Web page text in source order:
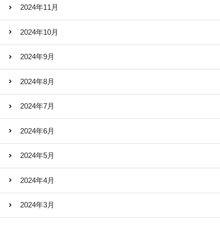
2024年11月
2024年10月
2024年9月
2024年8月
2024年7月
2024年6月
2024年5月
2024年4月
2024年3月